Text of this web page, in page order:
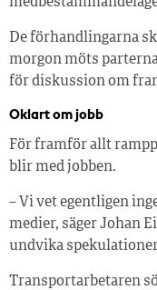
De förhandlingarna
morgon möts
för diskussion om
Oklart om jobb
För framför allt
blir med jobben.
– Vi vet egentligen
medier, säger Johan
undvika
Transportarbetaren